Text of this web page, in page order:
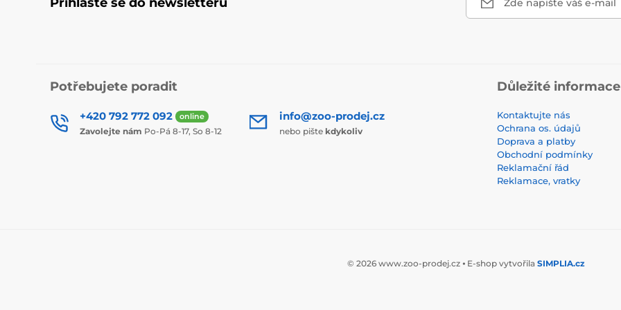
Zde napište váš e-mail
Potřebujete poradit
+420 792 772 092 online
Zavolejte nám Po-Pá 8-17, So 8-12
info@zoo-prodej.cz
nebo pište kdykoliv
Důležité informace
Kontaktujte nás
Ochrana os. údajů
Doprava a platby
Obchodní podmínky
Reklamační řád
Reklamace, vratky
© 2026 www.zoo-prodej.cz ⦁ E-shop vytvořila SIMPLIA.cz